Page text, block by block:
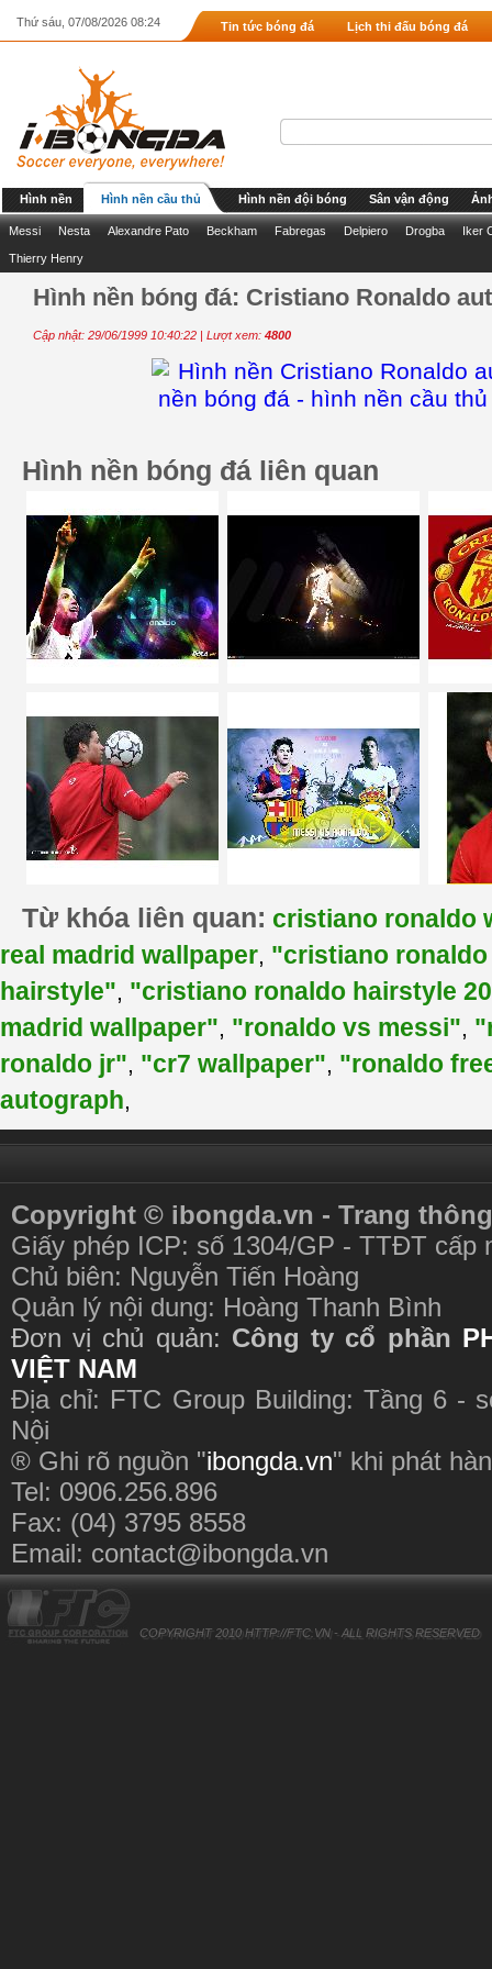
Thứ sáu, 07/08/2026 08:24 Tin tức bóng đá Lịch thi đấu bóng đá
Hình nền Hình nền cầu thủ Hình nền đội bóng Sân vận động
Messi Nesta Alexandre Pato Beckham Fabregas Delpiero Drogba Iker
Thierry Henry
Hình nền bóng đá: Cristiano Ronaldo
Cập nhật: 29/06/1999 10:40:22 | Lượt xem: 4800
Hình nền bóng đá liên quan
Từ khóa liên quan: cristiano ronaldo
real madrid wallpaper, "cristiano
hairstyle", "cristiano ronaldo hairstyle
madrid wallpaper", "ronaldo vs messi",
ronaldo jr", "cr7 wallpaper", "ronaldo
autograph,
Copyright © ibongda.vn - Trang
Giấy phép ICP: số 1304/GP - TTĐT cấp
Chủ biên: Nguyễn Tiến Hoàng
Quản lý nội dung: Hoàng Thanh Bình
Đơn vị chủ quản: Công ty cổ phần
VIỆT NAM
Địa chỉ: FTC Group Building: Tầng 6 -
Nội
® Ghi rõ nguồn "ibongda.vn" khi phát
Tel: 0906.256.896
Fax: (04) 3795 8558
Email: contact@ibongda.vn
COPYRIGHT 2010 HTTP://FTC.VN - ALL RIGHTS RESERVED